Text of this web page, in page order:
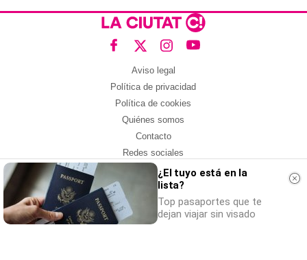
Aviso legal
Política de privacidad
Política de cookies
Quiénes somos
Contacto
Redes sociales
Con la colaboración de:¿El tuyo está en la
lista?
Top pasaportes que te
dejan viajar sin visado